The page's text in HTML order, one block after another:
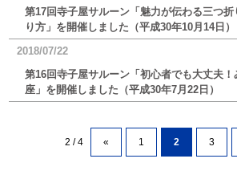
第17回寺子屋サルーン「魅力が伝わる三つ折
り方」を開催しました（平成30年10月14日）
2018/07/22
第16回寺子屋サルーン「初心者でも大丈夫
座」を開催しました（平成30年7月22日）
2 / 4 « 1 2 3